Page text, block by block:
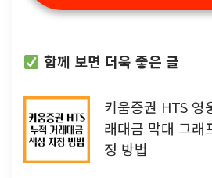
함께 보면 더욱 좋은 글
키움증권 HTS 영
래대금 막대 그래
정 방법